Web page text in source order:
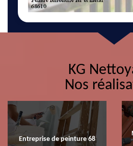
KG
Nos
Entreprise de peinture 68